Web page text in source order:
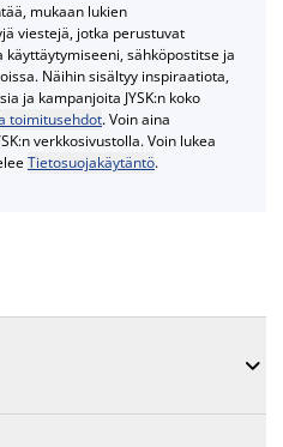
mukaan lukien
viestejä, jotka perustuvat
sähköpostitse ja
Näihin sisältyy inspiraatiota,
ja kampanjoita JYSK:n koko
toimitusehdot. Voin aina
verkkosivustolla. Voin lukea
Tietosuojakäytäntö.
